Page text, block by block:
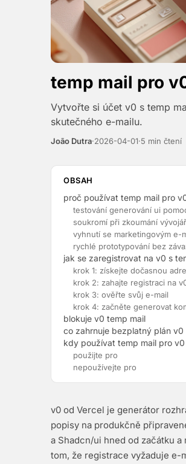
temp mail pro
Vytvořte si účet v0 s temp
skutečného e-mailu.
João Dutra·2026-04-01·5 min čtení
OBSAH
proč používat temp mail pro
testování generování ui
soukromí při zkoumání
vyhnutí se marketingovým e-
rychlé prototypování bez
jak se zaregistrovat na v0 s
krok 1: získejte dočasnou
krok 2: zahajte registraci na
krok 3: ověřte svůj e-mail
krok 4: začněte generovat
blokuje v0 temp mail
co zahrnuje bezplatný plán v0
kdy používat temp mail pro
použijte pro
nepoužívejte pro
v0 od Vercel je generátor
popisy na produkčně
a Shadcn/ui hned od začátku
tom, že registrace vyžaduje e-